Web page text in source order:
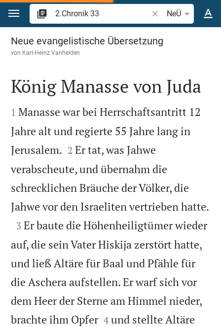
Zum Inhalt springen
Bibelstelle oder
NeÜ
2.Chronik 33
Neue evangelistische Übersetzung
von Karl-Heinz Vanheiden

König Manasse von Juda

1 Manasse war bei Herrschaftsantritt 12
Jahre alt und regierte 55 Jahre lang in
Jerusalem. 

2 Er tat, was Jahwe
verabscheute, und übernahm die
schrecklichen Bräuche der Völker, die
Jahwe vor den Israeliten vertrieben hatte.

3 Er baute die Höhenheiligtümer wieder
auf, die sein Vater Hiskija zerstört hatte,
und ließ Altäre für Baal und Pfähle für
die Aschera aufstellen. Er warf sich vor
dem Heer der Sterne am Himmel nieder,
brachte ihm Opfer
4 und stellte Altäre